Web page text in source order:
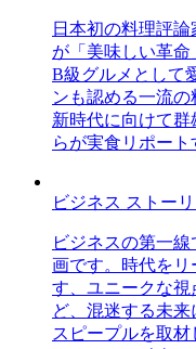
日本初の料理評
が「美味しい革命
B級グルメとして
ンも認める一流の
新時代に向けて
らが実食リポート
ビジネス ストー
ビジネスの第一
画です。時代をリ
す、ユニークな
ど、混迷する未
スピープルを取